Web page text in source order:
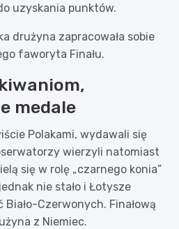
uzyskania punktów.
drużyna zapracowała sobie
faworyta Finału.
medale
Polakami, wydawali się
wierzyli natomiast
się w rolę „czarnego konia”
nie stało i Łotysze
Czerwonych. Finałową
z Niemiec.